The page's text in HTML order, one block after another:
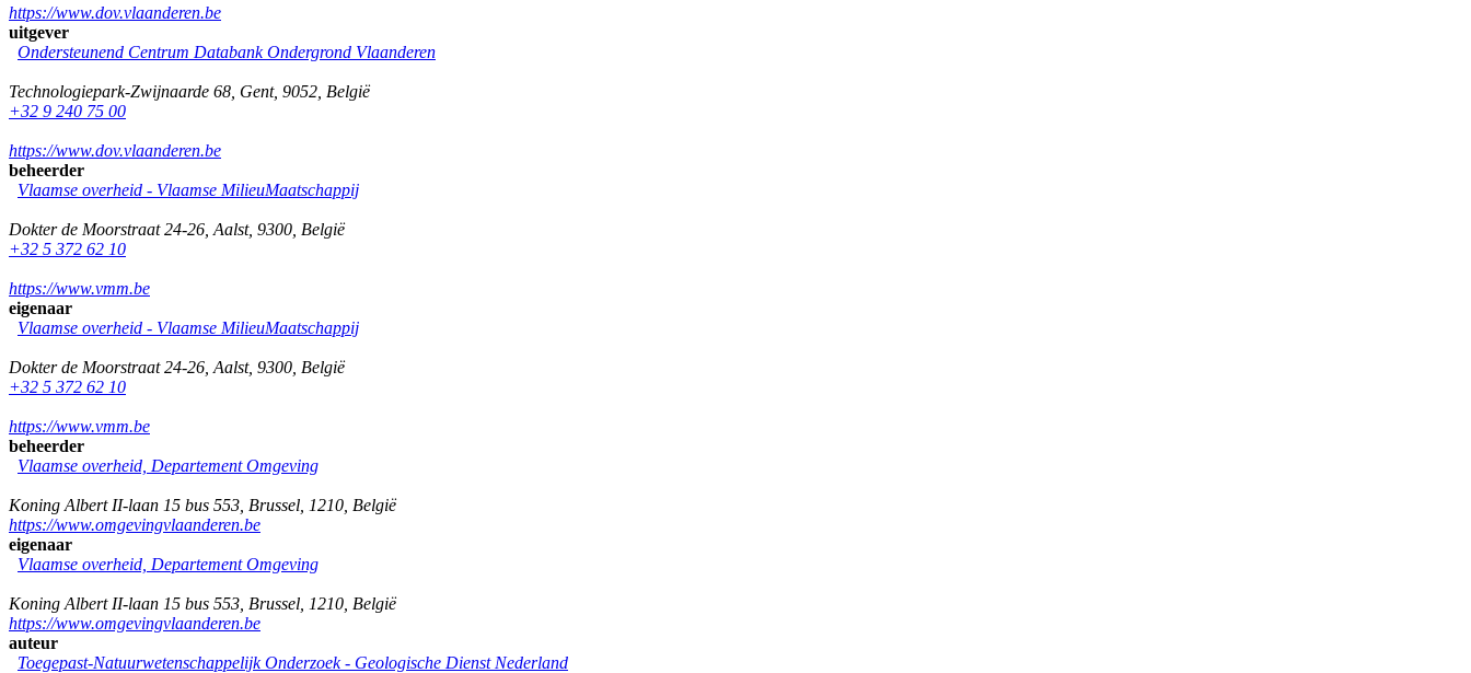
https://www.dov.vlaanderen.be
uitgever
Ondersteunend Centrum Databank Ondergrond Vlaanderen
Technologiepark-Zwijnaarde 68 Gent, 9052 België
+32 9 240 75 00
https://www.dov.vlaanderen.be
beheerder
Vlaamse overheid - Vlaamse MilieuMaatschappij
Dokter de Moorstraat 24-26 Aalst, 9300 België
+32 5 372 62 10
https://www.vmm.be
eigenaar
Vlaamse overheid - Vlaamse MilieuMaatschappij
Dokter de Moorstraat 24-26 Aalst, 9300 België
+32 5 372 62 10
https://www.vmm.be
beheerder
Vlaamse overheid, Departement Omgeving
Koning Albert II-laan 15 bus 553 Brussel 1210 België
https://www.omgevingvlaanderen.be
eigenaar
Vlaamse overheid, Departement Omgeving
Koning Albert II-laan 15 bus 553 Brussel 1210 België
https://www.omgevingvlaanderen.be
auteur
Toegepast-Natuurwetenschappelijk Onderzoek - Geologische Dienst Nederland